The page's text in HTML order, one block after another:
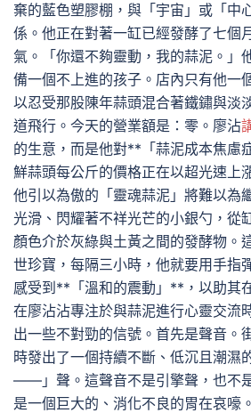
棄的藍色塑膠棚，與「宇宙」或「中
係。他正在對著一缸已經發酵了七個
氣。「你還不夠靈動，我的蒜泥。」
備一個不上進的孩子。店內只有他一
以忍受那股陳年蒜頭混合著鐵鏽與淡
道飛行。今天的營業額是：零。廖沾
的生意，而是他對**「蒜泥成本焦慮
鮮蒜頭每公斤的價格正在以超光速上
他引以為傲的「靈魂蒜泥」將難以為
光滑、閃耀著不祥光芒的小銀勺，從
顏色介於灰綠與土黃之間的發酵物。
世珍寶，每隔三小時，他就要用手指
感受到**「溫和的震動」**，以助其
在廖沾沾專注於與蒜泥進行心靈交流
出一些不對勁的信號。首先是聲音。
時發出了一個持續不斷、低沉且潮
——」聲。這聲音不是引擎聲，也不
是一個巨大的、消化不良的胃在哀嚎